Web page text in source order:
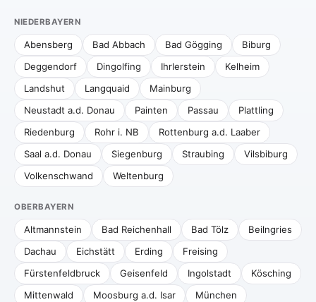
NIEDERBAYERN
Abensberg Bad Abbach Bad Gögging
Biburg
Deggendorf
Dingolfing Ihrlerstein
Kelheim
Landshut
Langquaid
Mainburg
Neustadt a.d. Donau
Painten Passau
Plattling
Riedenburg
Rohr i. NB
Rottenburg a.d. Laaber
Saal a.d. Donau
Siegenburg Straubing
Vilsbiburg
Volkenschwand
Weltenburg
OBERBAYERN
Altmannstein Bad Reichenhall Bad Tölz
Beilngries
Dachau
Eichstätt Erding
Freising
Fürstenfeldbruck
Geisenfeld Ingolstadt
Kösching
Mittenwald
Moosburg a.d. Isar
München